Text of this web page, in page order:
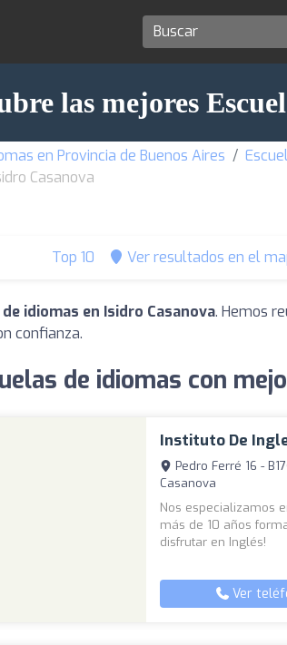
las mejores
en Provincia de Buenos Aires
Casanova
Top 10 Ver resultados en el
idiomas en Isidro Casanova. Hemos
confianza.
de idiomas con
Instituto De
Pedro Ferré 16 -
Casanova
Nos especializamos
más de 10 años
disfrutar en Inglés!
Ver